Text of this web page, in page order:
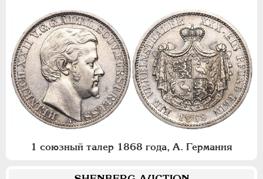
1 союзный талер 1868 года, А. Германия